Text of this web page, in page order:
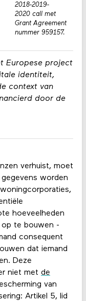
Europese project
identiteit,
context van
door de
verhuist, moet
worden
hoeveelheden
te bouwen -
consequent
dat iemand
Deze
niet met de
van
Artikel 5, lid
2018-2019-
2020 call met
Grant Agreement
nummer 959157.